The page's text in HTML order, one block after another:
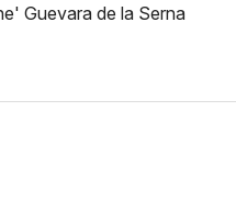
Guevara de la Serna